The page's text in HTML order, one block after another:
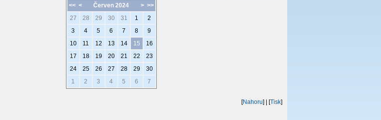
<< < > >>
Červen 2024
27
28 29 30 31 1
2
3
4 5 6 7 8
9
10
11 12 13 14 15
16
17
18 19 20 21 22
23
24
25 26 27 28 29
30
1
2 3 4 5 6 7
[Nahoru] | [Tisk]